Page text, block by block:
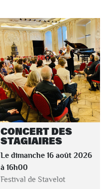
CONCERT DES
STAGIAIRES
Le dimanche 16 août 2026
à 16h00
Festival de Stavelot